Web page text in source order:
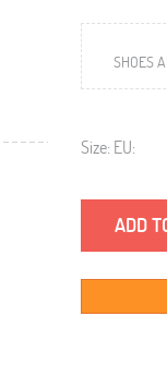
SHOES
Size: EU:
ADD